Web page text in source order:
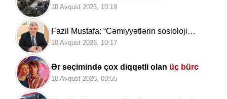
10 Avqust 2026, 10:19
Fazil Mustafa: “Cəmiyyətlərin sosioloji
tədqiqi milli təhlükəsizlik və regional rəqabət
baxımından mühüm əhəmiyyət daşıyır”
10 Avqust 2026, 10:17
Ər seçimində çox diqqətli olan üç bürc
10 Avqust 2026, 09:55